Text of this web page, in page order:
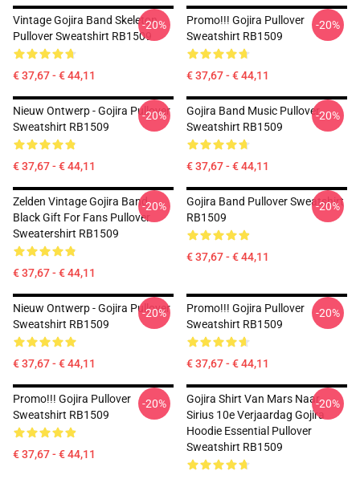
Vintage Gojira Band Skeleton
Pullover Sweatshirt RB1509
€ 37,67 - € 44,11
-20%
Promo!!! Gojira Pullover
Sweatshirt RB1509
€ 37,67 - € 44,11
-20%
Nieuw Ontwerp - Gojira Pullover
Sweatshirt RB1509
€ 37,67 - € 44,11
-20%
Gojira Band Music Pullover
Sweatshirt RB1509
€ 37,67 - € 44,11
-20%
Zelden Vintage Gojira Band
Black Gift For Fans Pullover
Sweatershirt RB1509
€ 37,67 - € 44,11
-20%
Gojira Band Pullover Sweatshirt
RB1509
€ 37,67 - € 44,11
-20%
Nieuw Ontwerp - Gojira Pullover
Sweatshirt RB1509
€ 37,67 - € 44,11
-20%
Promo!!! Gojira Pullover
Sweatshirt RB1509
€ 37,67 - € 44,11
-20%
Promo!!! Gojira Pullover
Sweatshirt RB1509
€ 37,67 - € 44,11
-20%
Gojira Shirt Van Mars Naar
Sirius 10e Verjaardag Gojira
Hoodie Essential Pullover
Sweatshirt RB1509
-20%